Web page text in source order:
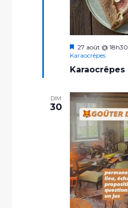
Karaocrêpes
Mis
en
27 août @ 18h30
Karaocrêpes
DIM
30